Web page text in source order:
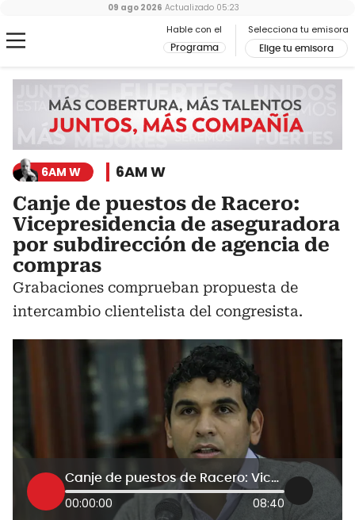
Hable con el
Programa
Selecciona tu emisora
Elige tu emisora
09 ago 2026 Actualizado 05:23
6AM W 6AM W
Canje de puestos de Racero:
Vicepresidencia de aseguradora
por subdirección de agencia de
compras
Grabaciones comprueban propuesta de
intercambio clientelista del congresista.
Canje de puestos de Racero: Vicepresidencia de aseguradora por subdirección de agencia de compras
00:00:00 08:40